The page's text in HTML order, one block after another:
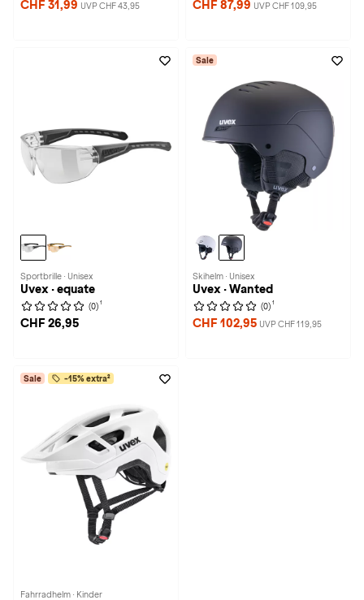
CHF 31,99 UVP CHF 43,95 CHF 87,99 UVP CHF 109,95
Sportbrille · Unisex
Uvex · equate
(0) 1
CHF 26,95
Sale
Skihelm · Unisex
Uvex · Wanted
(0) 1
CHF 102,95 UVP CHF 119,95
Sale -15% extra²
Fahrradhelm · Kinder